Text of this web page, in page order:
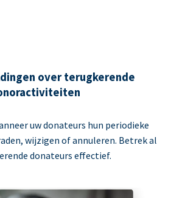
over terugkerende
uw donateurs hun periodieke
wijzigen of annuleren. Betrek al
donateurs effectief.